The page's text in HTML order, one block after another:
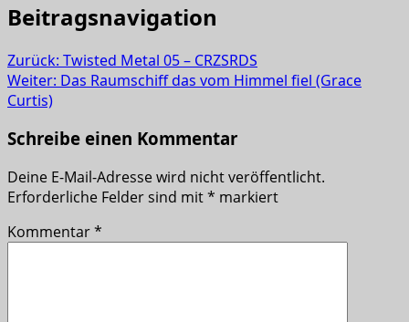
Beitragsnavigation
Zurück: Twisted Metal 05 – CRZSRDS
Weiter: Das Raumschiff das vom Himmel fiel (Grace
Curtis)
Schreibe einen Kommentar
Deine E-Mail-Adresse wird nicht veröffentlicht.
Erforderliche Felder sind mit* markiert
Kommentar*